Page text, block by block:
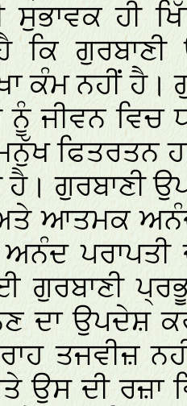
ਸੁਭਾਵਕ ਹੀ
ਕਿ
ਕੰਮ ਨਹੀਂ ਹੈ।
ਨੂੰ ਜੀਵਨ ਵਿਚ
ਫਿਤਰਤਨ
ਹੈ। ਗੁਰਬਾਣੀ
ਆਤਮਕ
ਪਰਾਪਤੀ
ਗੁਰਬਾਣੀ
ਦਾ ਉਪਦੇਸ਼
ਰਾਹ ਤਜਵੀਜ਼
ਉਸ ਦੀ ਰਜ਼ਾ